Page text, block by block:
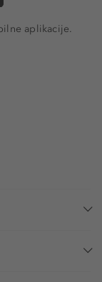
aplikacije.